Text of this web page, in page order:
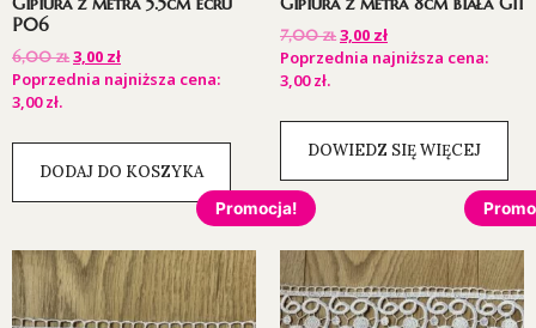
P06
6,00zł3,00 zł
Poprzednia najniższa cena:
3,00zł.
DODAJ DO KOSZYKA
7,00zł3,00 zł
Poprzednia najniższa cena:
3,00zł.
DOWIEDZ SIĘ WIĘCEJ
Promocja!